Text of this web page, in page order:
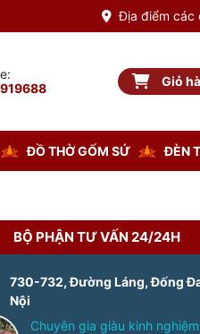
Giỏ
ĐỒ THỜ GỐM SỨ ĐÈN
Địa điểm các
BỘ PHẬN TƯ VẤN 24/24H
730-732, Đường Láng, Đống
Nội
Chuyên gia giàu kinh nghiệm